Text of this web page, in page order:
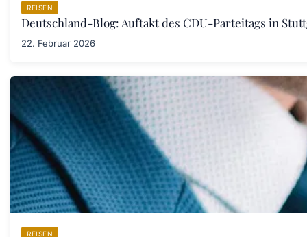
REISEN
Deutschland-Blog: Auftakt des CDU-Parteitags in
22. Februar 2026
REISEN